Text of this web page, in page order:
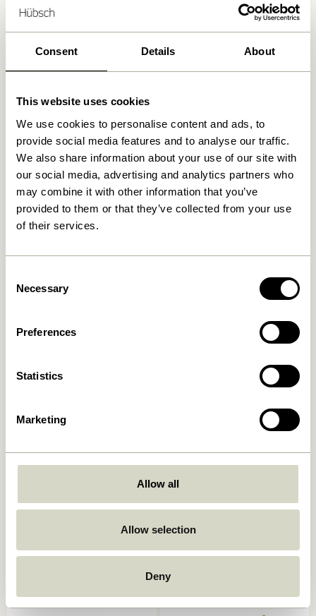
Consent Details About
This website uses cookies
We use cookies to personalise content and ads, to
provide social media features and to analyse our traffic.
We also share information about your use of our site with
our social media, advertising and analytics partners who
may combine it with other information that you’ve
provided to them or that they’ve collected from your use
of their services.
Selection
Necessary
Preferences
Statistics
Marketing
Allow all
Allow selection
Deny
Produits similaires
Naturel
279,00
Naturel
1.049,00kr.839,20kr.
Shack Porte-revues Noir
1.049,00kr.
Ajouter au panier